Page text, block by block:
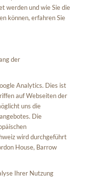
werden und wie Sie die
können, erfahren Sie
der
Analytics. Dies ist
auf Webseiten der
uns die
Die
wird durchgeführt
House, Barrow
Ihrer Nutzung